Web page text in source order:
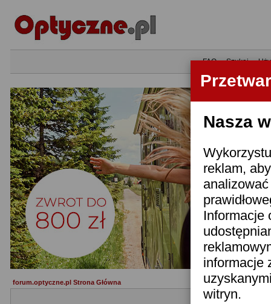
Nasza
reklam,
Informacje
informacje
witryn.
•FAQ•Szukaj•
forum.optyczne.pl Strona Główna